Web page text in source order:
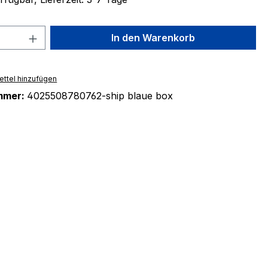
Anzahl: Gib den gewünschten Wert
In den Warenkorb
hinzufügen
4025508780762-ship blaue box